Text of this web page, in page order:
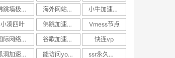
佛跳墙极光vp n官方下载
海外网站vp加速
小牛加速器介绍
小凑四叶
佛跳加速器2024app官方下载
Vmess节点
国际网络加速器
谷歌加速器下载加速器app官方下载
快连vp
黑洞加速器连接不上怎么办
能访问youtube的最新代理服务器地址
ssr永久免费账号